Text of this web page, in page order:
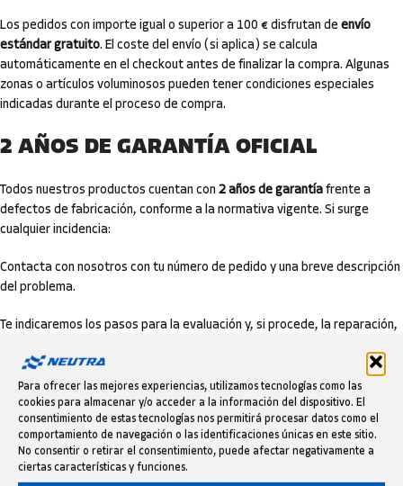
Para ofrecer las mejores experiencias, utilizamos tecnologías como las
cookies para almacenar y/o acceder a la información del dispositivo. El
consentimiento de estas tecnologías nos permitirá procesar datos como el
comportamiento de navegación o las identificaciones únicas en este sitio.
No consentir o retirar el consentimiento, puede afectar negativamente a
ciertas características y funciones.
Los pedidos con importe igual o superior a 100 € disfrutan de envío
estándar gratuito. El coste del envío (si aplica) se calcula
automáticamente en el checkout antes de finalizar la compra. Algunas
zonas o artículos voluminosos pueden tener condiciones especiales
indicadas durante el proceso de compra.
2 AÑOS DE GARANTÍA OFICIAL
Todos nuestros productos cuentan con 2 años de garantía frente a
defectos de fabricación, conforme a la normativa vigente. Si surge
cualquier incidencia:
Contacta con nosotros con tu número de pedido y una breve descripción
del problema.
Te indicaremos los pasos para la evaluación y, si procede, la reparación,
La garantía no cubre desgaste por uso, daños por instalación incorrecta
o un uso no previsto del producto.
DEVOLUCIONES FÁCILES HASTA 60
DÍAS